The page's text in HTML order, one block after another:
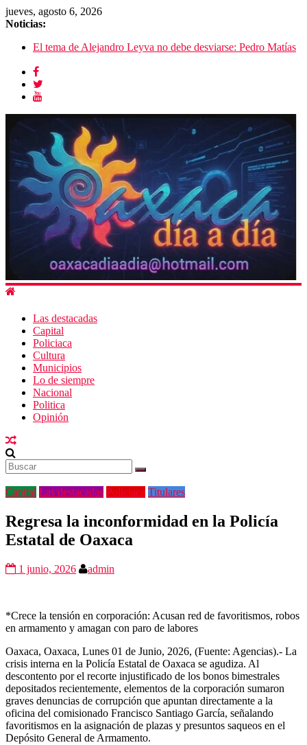
jueves, agosto 6, 2026
Noticias:
El tema de Alejandro Leyva no debe desviarse: Pedro Matías
Alejandro Leyva
Bajo amenazas, Secretario de Gobierno de Oaxaca despojaría
predios
Banda de fraudes financieros operaba desde un Toks
Las destacadas
Capital
Policiaca
Cultura
Municipios
Lo de siempre
Nacional
Politica
Opinión
Capital Las destacadas Policiaca Titulares
Regresa la inconformidad en la Policía
Estatal de Oaxaca
1 junio, 2026 admin
*Crece la tensión en corporación: Acusan red de favoritismos, robos
en armamento y amagan con paro de labores
Oaxaca, Oaxaca, Lunes 01 de Junio, 2026, (Fuente: Agencias).- La
crisis interna en la Policía Estatal de Oaxaca se agudiza. Al
descontento por el recorte injustificado de los bonos bimestrales
depositados recientemente, elementos de la corporación sumaron
graves denuncias de corrupción que apuntan directamente a la
oficina del comisionado Francisco Santiago García, señalando
favoritismos en la asignación de plazas y presuntos saqueos en el
Depósito General de Armamento.